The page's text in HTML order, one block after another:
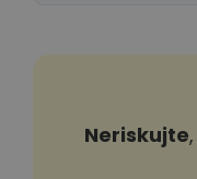
Neriskujte